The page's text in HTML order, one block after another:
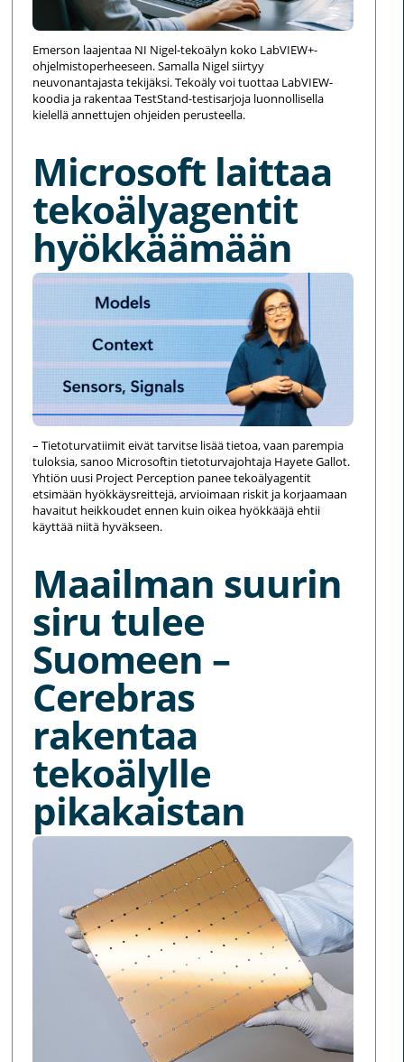
Emerson laajentaa NI Nigel-tekoälyn koko LabVIEW+-
ohjelmistoperheeseen. Samalla Nigel siirtyy
neuvonantajasta tekijäksi. Tekoäly voi tuottaa LabVIEW-
koodia ja rakentaa TestStand-testisarjoja luonnollisella
kielellä annettujen ohjeiden perusteella.
Microsoft laittaa
tekoälyagentit
hyökkäämään
– Tietoturvatiimit eivät tarvitse lisää tietoa, vaan parempia
tuloksia, sanoo Microsoftin tietoturvajohtaja Hayete Gallot.
Yhtiön uusi Project Perception panee tekoälyagentit
etsimään hyökkäysreittejä, arvioimaan riskit ja korjaamaan
havaitut heikkoudet ennen kuin oikea hyökkääjä ehtii
käyttää niitä hyväkseen.
Maailman suurin
siru tulee
Suomeen –
Cerebras
rakentaa
tekoälylle
pikakaistan